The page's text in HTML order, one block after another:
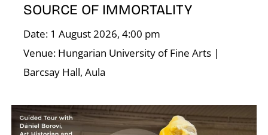
SOURCE OF IMMORTALITY
Date: 1 August 2026, 4:00 pm
Venue: Hungarian University of Fine Arts |
Barcsay Hall, Aula